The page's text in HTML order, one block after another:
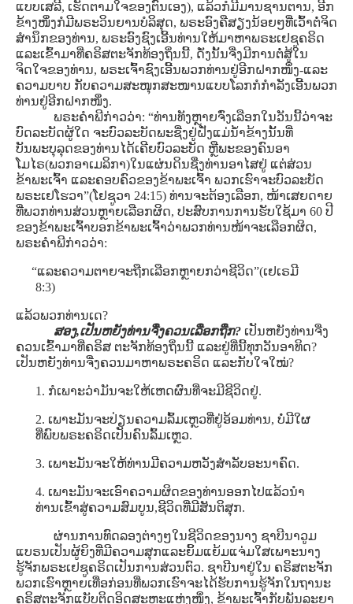
ແບບເສລີ, ເຮັດຕາມໃຈຂອງຕົນເອງ), ແລ້ວກໍມີມານຊານຕານ, ອີກ
ຂ້າງໜຶ່ງກໍມີພຣະວິນຍານບໍລິສຸດ, ພຣະອົງຄືສຽງນ້ອຍໆທີ່ເວົ້າຕໍ່ຈິດ
ສໍານຶກຂອງທ່ານ, ພຣະອົງຊົງເອີ້ນທ່ານໃຫ້ມາຫາພຣະເຢຊູຄຣິດ
ແລະເຂົ້າມາທີ່ຄຣິສຕະຈັກທ້ອງຖິ່ນນີ້, ດັ່ງນັ້ນຈື່ງມີການຕໍ່ສູ້ໃນ
ຈິດໃຈຂອງທ່ານ, ພຣະເຈົ້າຊົງເອີ້ນພວກທ່ານຢູ່ອີກຝາກໜຶ່ງ-ແລະ
ຄວາມບາບ ກັບຄວາມສະໜຸກສະໜານແບບໂລກກໍກໍາລັງເອີ້ນພວກ
ທ່ານຢູ່ອີກຝາກໜຶ່ງ.
ພຣະຄໍາພີກ່າວວ່າ: “ທ່ານທັງຫຼາຍຈົ່ງເລືອກໃນວັນນີ້ວ່າຈະ
ບົດລະບັດຜູ້ໃດ ຈະບົວລະບັດພະຊື່ງຢູ່ຝັ່ງແມ່ນໍ້າຂ້າງນັ້ນທີ່
ບັນພະບຸລຸດຂອງທ່ານໄດ້ເຄີຍບົວລະບັດ ຫຼືພະຂອງຄົນອາ
ໂມໄຣ(ພວກອາເມລິກາ)ໃນແຜ່ນດິນຊື່ງທ່ານອາໄສຢູ່ ແຕ່ສ່ວນ
ຂ້າພະເຈົ້າ ແລະຄອບຄົວຂອງຂ້າພະເຈົ້າ ພວກເຮົາຈະບົວລະບັດ
ພຣະເຢໂຮວາ”(ໂຢຊູວາ 24:15) ທ່ານຈະຕ້ອງເລືອກ, ໜ້າເສຍດາຍ
ທີ່ພວກທ່ານສ່ວນຫຼາຍເລືອກຜິດ, ປະສົບການການຮັບໃຊ້ມາ 60 ປີ
ຂອງຂ້າພະເຈົ້າບອກຂ້າພະເຈົ້າວ່າພວກທ່ານໜ້າຈະເລືອກຜິດ,
ພຣະຄໍາພີກ່າວວ່າ:
“ແລະຄວາມຕາຍຈະຖືກເລືອກຫຼາຍກວ່າຊີວິດ”(ເຢເຣມີ
8:3)
ແລ້ວພວກທ່ານເດ?
ສອງ,ເປັນຫຍັງທ່ານຈື່ງຄວນເລືອກຖືກ? ເປັນຫຍັງທ່ານຈື່ງ
ຄວນເຂົ້າມາທີ່ຄຣິສ ຕະຈັກທ້ອງຖິ່ນນີ້ ແລະຢູ່ທີ່ນີ້ທຸກວັນອາທິດ?
ເປັນຫຍັງທ່ານຈື່ງຄວນມາຫາພຣະຄຣິດ ແລະກັບໃຈໃໝ່?
1. ກໍເພາະວ່າມັນຈະໃຫ້ເຫດຜົນທີ່ຈະມີຊີວິດຢູ່.
2. ເພາະມັນຈະປ່ຽນຄວາມລົ້ມເຫຼວທີ່ຢູ່ອ້ອມທ່ານ, ບໍ່ມີໃຜ
ທີ່ພົບພຣະຄຣິດເປັນຄົນລົ້ມເຫຼວ.
3. ເພາະມັນຈະໃຫ້ທ່ານມີຄວາມຫວັງສໍາລັບອະນາຄົດ.
4. ເພາະມັນຈະເອົາຄວາມຜິດຂອງທ່ານອອກໄປແລ້ວນໍາ
ທ່ານເຂົ້າສູ່ຄວາມສົມບູນ,ຊີວິດທີ່ມີສັນຕິສຸກ.
ຜ່ານການທົດລອງຕ່າງໆໃນຊີວິດຂອງນາງ ຊາບີນາວູມ
ແບຣນເປັນຜູ້ຍິງທີ່ມີຄວາມສຸກແລະຍິ້ມແຍ້ມແຈ່ມໃສເພາະນາງ
ຮູ້ຈັກພຣະເຢຊູຄຣິດເປັນການສ່ວນຕົວ. ຊາບີນາຢູ່ໃນ ຄຣິສຕະຈັກ
ພວກເຮົາຫຼາຍເທື່ອກ່ອນທີ່ພວກເຮົາຈະໄດ້ຮັບການຮູ້ຈັກໃນຖານະ
ຄຣິສຕະຈັກແບັບຕິດອິດສະຫຼະແຫ່ງໜຶ່ງ, ຂ້າພະເຈົ້າກັບພັນລະຍາ